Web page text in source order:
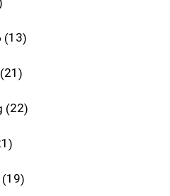
13
21
22
19